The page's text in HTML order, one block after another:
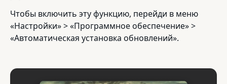
Чтобы включить эту функцию, перейди в меню
«Настройки» > «Программное обеспечение» >
«Автоматическая установка обновлений».